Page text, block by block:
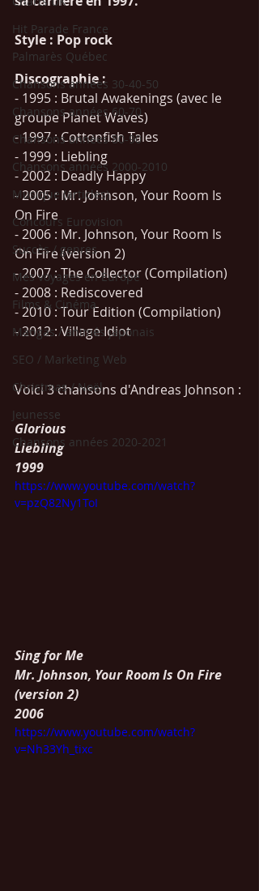
Hit Parade France
Palmarès Québec
Chansons années 30-40-50
Chansons années 60-70
Chansons années 80-90
Chansons années 2000-2010
Musique (articles)
Concours Eurovision
Succès / genres
Mes voyages en Europe
Films & Cinéma
Mangas / animés japonais
SEO / Marketing Web
Christmas / Noël
Jeunesse
Chansons années 2020-2021
Style : Pop rock
Discographie :
- 1995 : Brutal Awakenings (avec le
groupe Planet Waves)
- 1997 : Cottonfish Tales
- 1999 : Liebling
- 2002 : Deadly Happy
- 2005 : Mr. Johnson, Your Room Is
On Fire
- 2006 : Mr. Johnson, Your Room Is
On Fire (version 2)
- 2007 : The Collector (Compilation)
- 2008 : Rediscovered
- 2010 : Tour Edition (Compilation)
- 2012 : Village Idiot
Voici 3 chansons d'Andreas Johnson :
Glorious
Liebling
1999
https://www.youtube.com/watch?
v=pzQ82Ny1ToI
Sing for Me
Mr. Johnson, Your Room Is On Fire
(version 2)
2006
https://www.youtube.com/watch?
v=Nh33Yh_tixc